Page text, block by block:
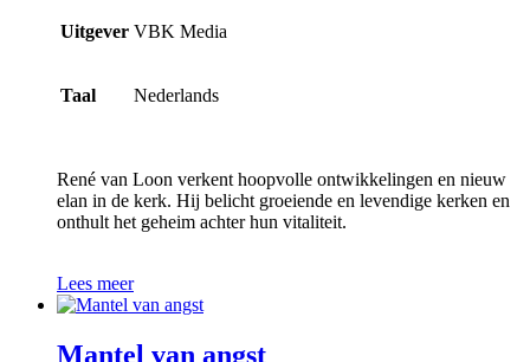
Uitgever VBK Media
Taal Nederlands
René van Loon verkent hoopvolle ontwikkelingen en nieuw
elan in de kerk. Hij belicht groeiende en levendige kerken en
onthult het geheim achter hun vitaliteit.
Lees meer
Mantel van angst